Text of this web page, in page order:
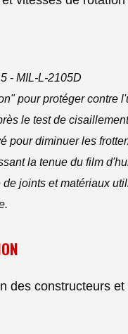
- MIL-L-2105D
pour protéger contre
le test de
pour diminuer les
la tenue du film
joints et matériaux
des constructeurs